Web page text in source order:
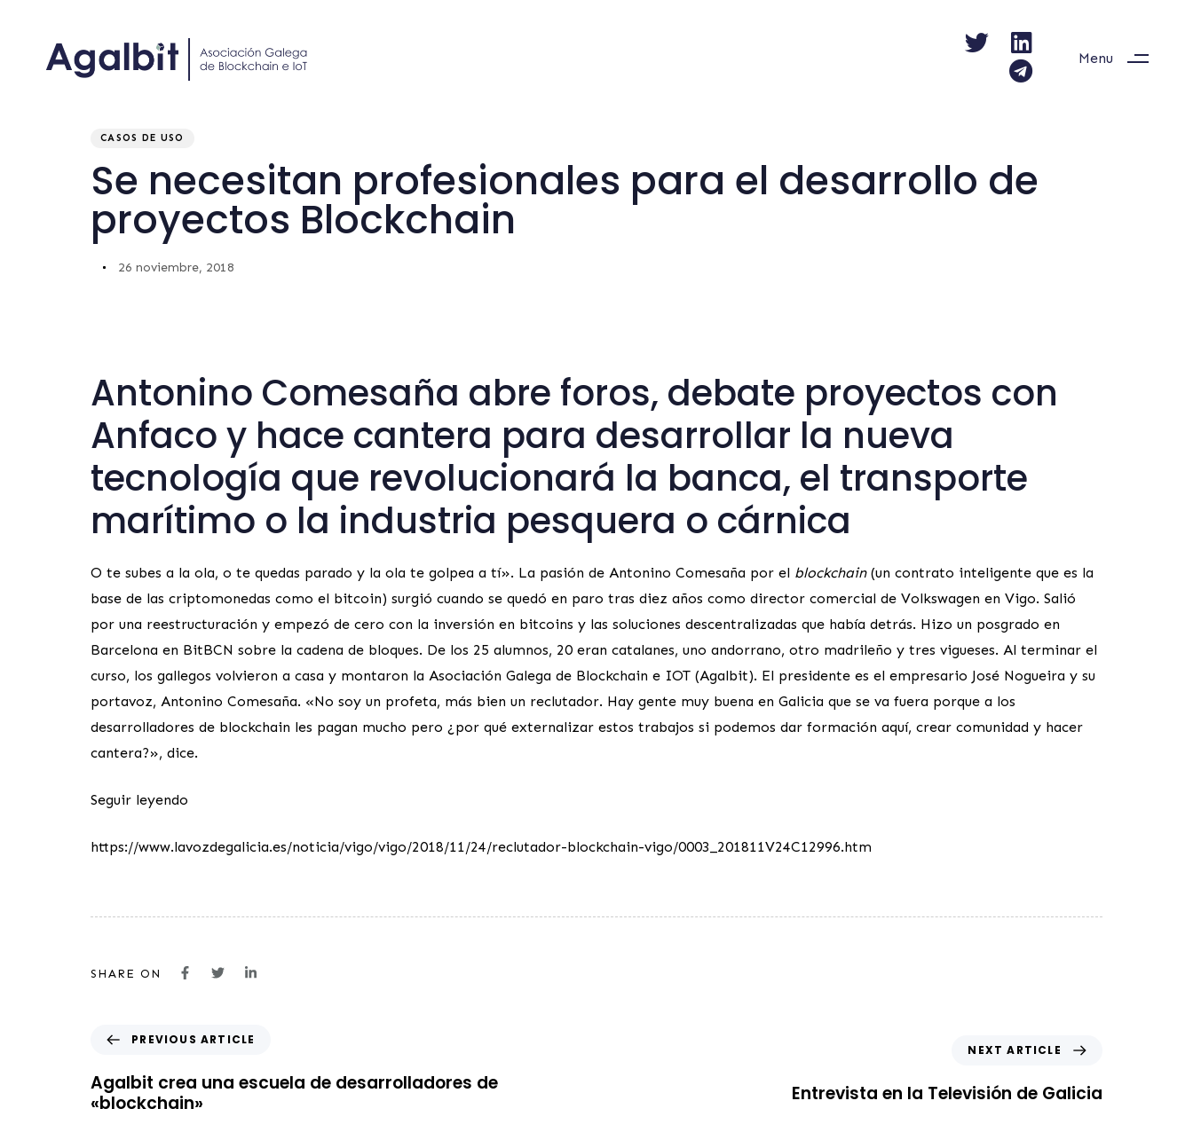
Menu
CASOS DE USO
Se necesitan profesionales para el desarrollo de
proyectos Blockchain
26 noviembre, 2018
Antonino Comesaña abre foros, debate proyectos con
Anfaco y hace cantera para desarrollar la nueva
tecnología que revolucionará la banca, el transporte
marítimo o la industria pesquera o cárnica
O te subes a la ola, o te quedas parado y la ola te golpea a tí». La pasión de Antonino Comesaña por el blockchain(un contrato inteligente que es la
base de las criptomonedas como el bitcoin) surgió cuando se quedó en paro tras diez años como director comercial de Volkswagen en Vigo. Salió
por una reestructuración y empezó de cero con la inversión en bitcoins y las soluciones descentralizadas que había detrás. Hizo un posgrado en
Barcelona en BitBCN sobre la cadena de bloques. De los 25 alumnos, 20 eran catalanes, uno andorrano, otro madrileño y tres vigueses. Al terminar el
curso, los gallegos volvieron a casa y montaron la Asociación Galega de Blockchain e IOT (Agalbit). El presidente es el empresario José Nogueira y su
portavoz, Antonino Comesaña. «No soy un profeta, más bien un reclutador. Hay gente muy buena en Galicia que se va fuera porque a los
desarrolladores de blockchain les pagan mucho pero ¿por qué externalizar estos trabajos si podemos dar formación aquí, crear comunidad y hacer
cantera?», dice.
Seguir leyendo
https://www.lavozdegalicia.es/noticia/vigo/vigo/2018/11/24/reclutador-blockchain-vigo/0003_201811V24C12996.htm
SHARE ON
PREVIOUS ARTICLE
Agalbit crea una escuela de desarrolladores de
«blockchain»
NEXT ARTICLE
Entrevista en la Televisión de Galicia